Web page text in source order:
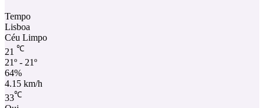
Tempo
Lisboa
Céu Limpo
21 ℃
21º - 21º
64%
4.15 km/h
33℃